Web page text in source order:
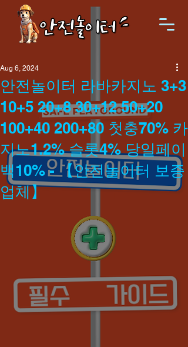
안전놀이터 라바카지노 3+3
10+5 20+8 30+12 50+20
100+40 200+80 첫충70% 카
지노1.2% 슬롯4% 당일페이
백10% - 【안전놀이터 보증
업체】
Aug 6, 2024